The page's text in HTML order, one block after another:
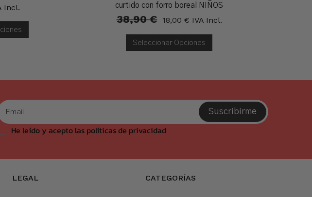
Incl.
curtido con forro boreal NIÑOS
38,90€
El
Precio
Original
Era:
38,90 €.
18,00 €El
Actual
Es:
18,00 €.
IVA Incl.
Seleccionar Opciones
Suscribirme
He leído y acepto las políticas de privacidad
LEGAL CATEGORÍAS